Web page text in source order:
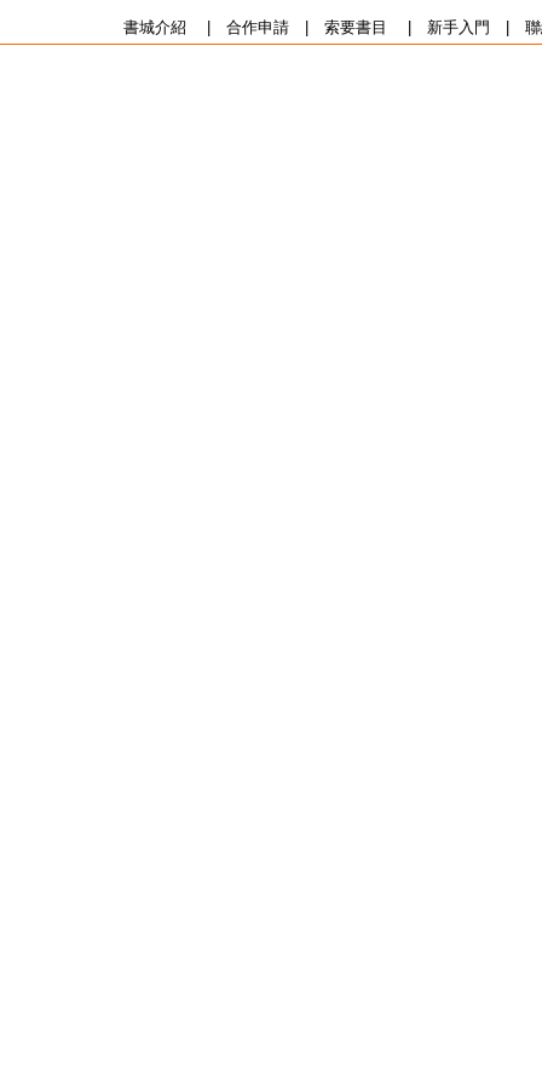
書城介紹 合作申請| 索要書目 新手入門